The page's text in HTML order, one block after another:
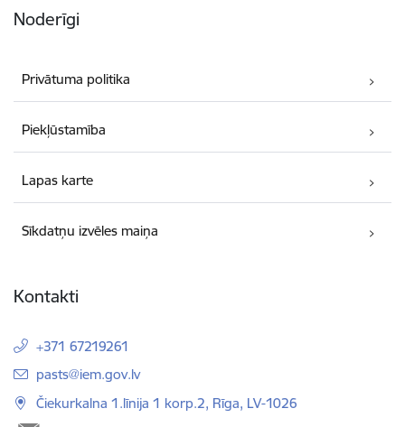
Noderīgi
Privātuma politika
Piekļūstamība
Lapas karte
Sīkdatņu izvēles maiņa
Kontakti
+371 67219261
E-pasts:
pasts@iem.gov.lv
Čiekurkalna 1.līnija 1 korp.2, Rīga, LV-1026